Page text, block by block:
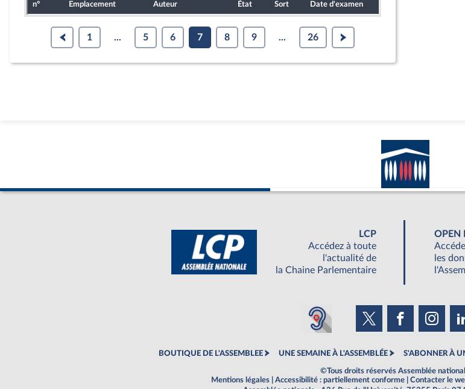
n° Emplacement Auteur État Sort Date d'examen
1 ... 5 6 7 8 9 ... 26
LCP
Accédez à toute
l'actualité de
la Chaine Parlementaire
OPEN
les
BOUTIQUE DE L'ASSEMBLEE UNE SEMAINE À L'ASSEMBLÉE S'ABONNER À
©Tous droits réservés Assemblée
Mentions légales
Accessibilité : partiellement conforme Contacter le